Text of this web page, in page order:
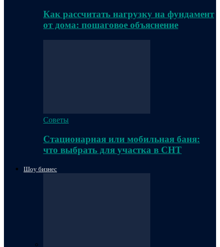
Как рассчитать нагрузку на фундамент
от дома: пошаговое объяснение
Советы
Стационарная или мобильная баня:
что выбрать для участка в СНТ
Шоу бизнес